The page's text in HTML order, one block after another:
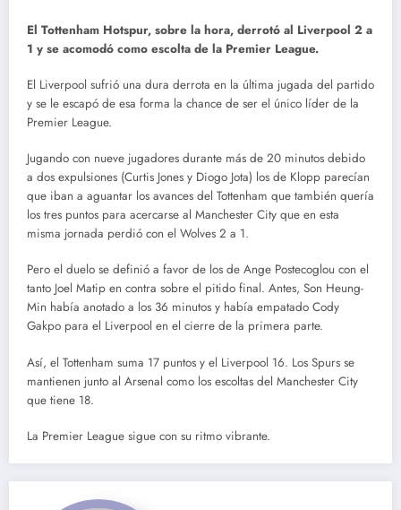
El Tottenham Hotspur, sobre la hora, derrotó al Liverpool 2 a
1 y se acomodó como escolta de la Premier League.
El Liverpool sufrió una dura derrota en la última jugada del partido
y se le escapó de esa forma la chance de ser el único líder de la
Premier League.
Jugando con nueve jugadores durante más de 20 minutos debido
a dos expulsiones (Curtis Jones y Diogo Jota) los de Klopp parecían
que iban a aguantar los avances del Tottenham que también quería
los tres puntos para acercarse al Manchester City que en esta
misma jornada perdió con el Wolves 2 a 1.
Pero el duelo se definió a favor de los de Ange Postecoglou con el
tanto Joel Matip en contra sobre el pitido final. Antes, Son Heung-
Min había anotado a los 36 minutos y había empatado Cody
Gakpo para el Liverpool en el cierre de la primera parte.
Así, el Tottenham suma 17 puntos y el Liverpool 16. Los Spurs se
mantienen junto al Arsenal como los escoltas del Manchester City
que tiene 18.
La Premier League sigue con su ritmo vibrante.